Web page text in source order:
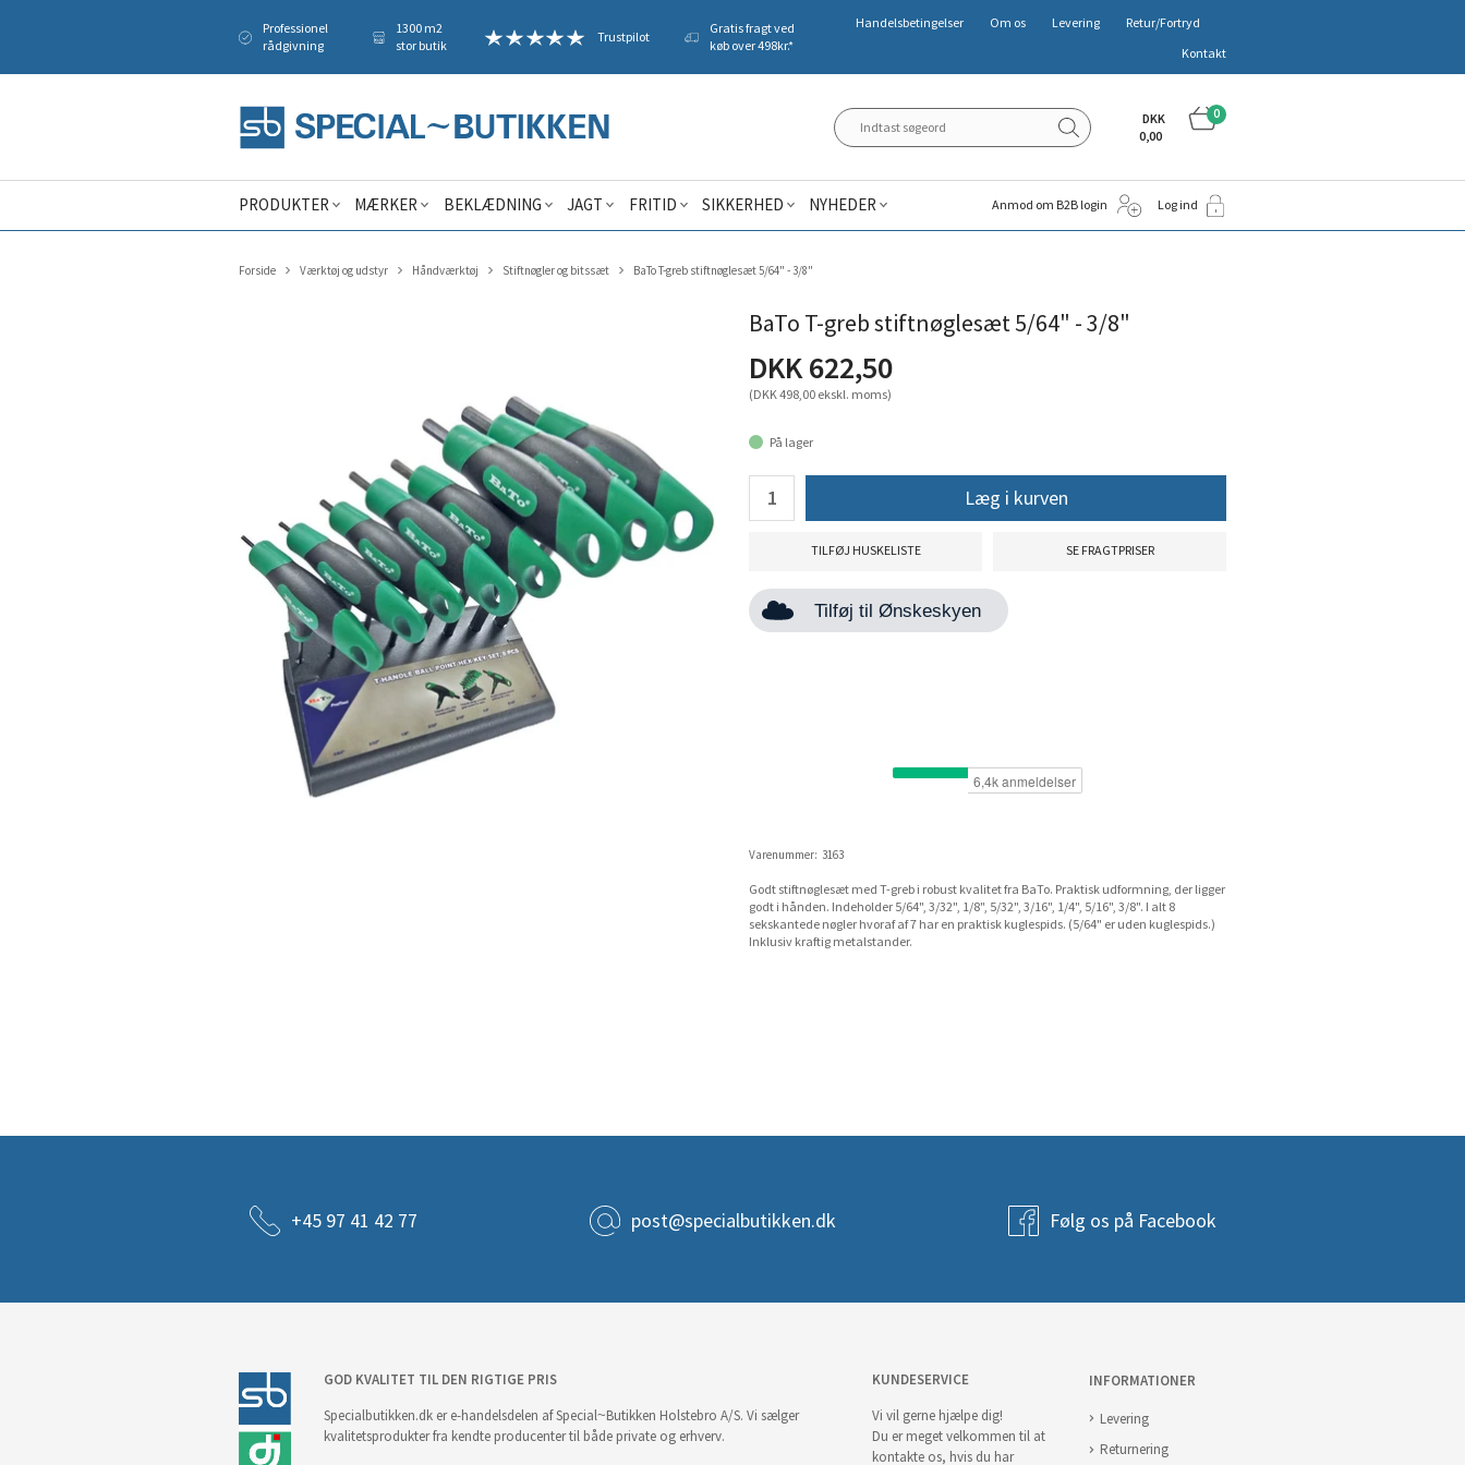
Professionel
rådgivning
1300 m2
stor butik
Trustpilot
Gratis fragt ved
køb over 498kr.*
Handelsbetingelser Om os Levering
Retur/Fortryd
Kontakt
0
DKK
0,00
PRODUKTER MÆRKER BEKLÆDNING JAGT FRITID SIKKERHED NYHEDER Anmod om B2B login Log ind
Forside Værktøj og udstyr Håndværktøj Stiftnøgler og bitssæt BaTo T-greb stiftnøglesæt 5/64" - 3/8"
BaTo T-greb stiftnøglesæt 5/64" - 3/8"
DKK 622,50
(DKK 498,00 ekskl. moms)
På lager
Læg i kurven
TILFØJ HUSKELISTE SE FRAGTPRISER
Tilføj til Ønskeskyen
Varenummer: 3163
Godt stiftnøglesæt med T-greb i robust kvalitet fra BaTo. Praktisk udformning, der ligger
godt i hånden. Indeholder 5/64", 3/32", 1/8", 5/32", 3/16", 1/4", 5/16", 3/8". I alt 8
sekskantede nøgler hvoraf af 7 har en praktisk kuglespids. (5/64" er uden kuglespids.)
Inklusiv kraftig metalstander.
+45 97 41 42 77 post@specialbutikken.dk Følg os på Facebook
GOD KVALITET TIL DEN RIGTIGE PRIS
Specialbutikken.dk er e-handelsdelen af Special~Butikken Holstebro A/S. Vi sælger
kvalitetsprodukter fra kendte producenter til både private og erhverv.
KUNDESERVICE
Vi vil gerne hjælpe dig!
Du er meget velkommen til at
kontakte os, hvis du har
INFORMATIONER
Levering
Returnering